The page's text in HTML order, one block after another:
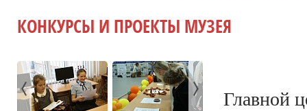
КОНКУРСЫ И ПРОЕКТЫ МУЗЕЯ
Главной